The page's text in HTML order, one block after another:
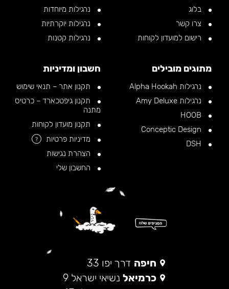
בלוג
צרו קשר
רישום למועדון לקוחות
נרגילות מיוחדות
נרגילות יוקרתיות
נרגילות קטנות
מתוגים מובילים
נרגילות Alpha Hookah
נרגילות Amy Deluxe
חשבון ומדיניות
תקנון אתר – תנאי שימוש
תקנון גיפטכארד – כרטיס
מתנה
תקנון מועדון לקוחות
מדיניות פרטיות
?
הצהרת נגישות
החשבון שלי
חיפה דרך יפו 33
כרמיאל נשיאי ישראל 9